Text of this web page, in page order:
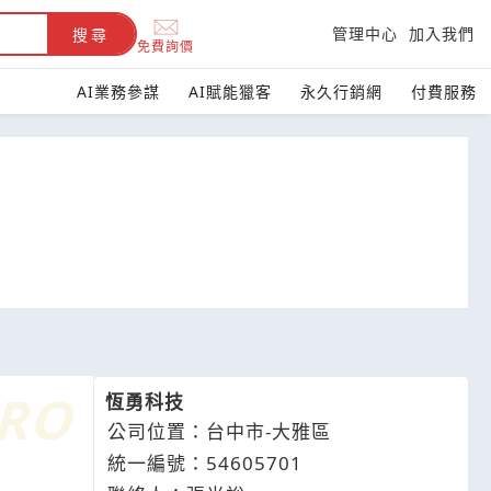
搜尋
免費詢價
管理中心 加入我們
AI業務參謀 AI賦能獵客 永久行銷網 付費服務
恆勇科技
公司位置：台中市-大雅區
統一編號：54605701